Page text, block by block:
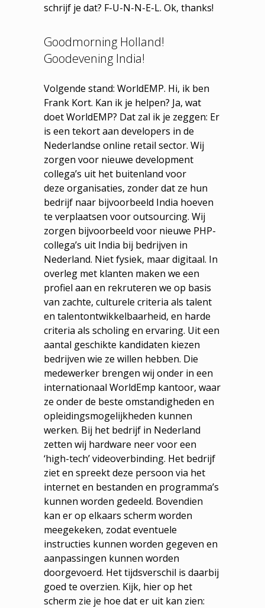
schrijf je dat? F-U-N-N-E-L. Ok, thanks!
Goodmorning Holland!
Goodevening India!
Volgende stand: WorldEMP. Hi, ik ben
Frank Kort. Kan ik je helpen? Ja, wat
doet WorldEMP? Dat zal ik je zeggen: Er
is een tekort aan developers in de
Nederlandse online retail sector. Wij
zorgen voor nieuwe development
collega’s uit het buitenland voor
deze organisaties, zonder dat ze hun
bedrijf naar bijvoorbeeld India hoeven
te verplaatsen voor outsourcing. Wij
zorgen bijvoorbeeld voor nieuwe PHP-
collega’s uit India bij bedrijven in
Nederland. Niet fysiek, maar digitaal. In
overleg met klanten maken we een
profiel aan en rekruteren we op basis
van zachte, culturele criteria als talent
en talentontwikkelbaarheid, en harde
criteria als scholing en ervaring. Uit een
aantal geschikte kandidaten kiezen
bedrijven wie ze willen hebben. Die
medewerker brengen wij onder in een
internationaal WorldEmp kantoor, waar
ze onder de beste omstandigheden en
opleidingsmogelijkheden kunnen
werken. Bij het bedrijf in Nederland
zetten wij hardware neer voor een
‘high-tech’ videoverbinding. Het bedrijf
ziet en spreekt deze persoon via het
internet en bestanden en programma’s
kunnen worden gedeeld. Bovendien
kan er op elkaars scherm worden
meegekeken, zodat eventuele
instructies kunnen worden gegeven en
aanpassingen kunnen worden
doorgevoerd. Het tijdsverschil is daarbij
goed te overzien. Kijk, hier op het
scherm zie je hoe dat er uit kan zien: